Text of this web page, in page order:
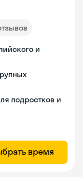
и
подростков и
время